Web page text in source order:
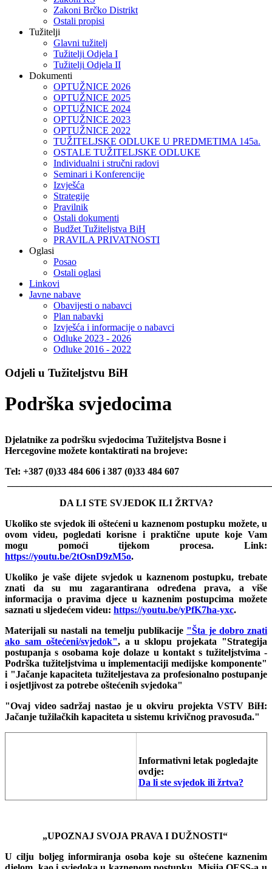
Zakoni Brčko Distrikt
Ostali propisi
Tužitelji
Glavni tužitelj
Tužitelji Odjela I
Tužitelji Odjela II
Dokumenti
OPTUŽNICE 2026
OPTUŽNICE 2025
OPTUŽNICE 2024
OPTUŽNICE 2023
OPTUŽNICE 2022
TUŽITELJSKE ODLUKE U PREDMETIMA 145a.
OSTALE TUŽITELJSKE ODLUKE
Individualni i stručni radovi
Seminari i Konferencije
Izvješća
Strategije
Pravilnik
Ostali dokumenti
Budžet Tužiteljstva BiH
PRAVILA PRIVATNOSTI
Oglasi
Posao
Ostali oglasi
Linkovi
Javne nabave
Obavijesti o nabavci
Plan nabavki
Izvješća i informacije o nabavci
Odluke 2023 - 2026
Odluke 2016 - 2022
Odjeli u Tužiteljstvu BiH
Podrška svjedocima
Djelatnike za podršku svjedocima Tužiteljstva Bosne i
Hercegovine možete kontaktirati na brojeve:
Tel: +387 (0)33 484 606 i387 (0)33 484 607
DA LI STE SVJEDOK ILI ŽRTVA?
Ukoliko ste svjedok ili oštećeni u kaznenom postupku možete, u
ovom videu, pogledati korisne i praktične upute koje Vam
mogu pomoći tijekom procesa. Link:
https://youtu.be/2tOsnD9zM5o.
Ukoliko je vaše dijete svjedok u kaznenom postupku, trebate
znati da su mu zagarantirana određena prava, a više
informacija o pravima djece u kaznenim postupcima možete
saznati u sljedećem videu: https://youtu.be/yPfK7ha-yxc.
Materijali su nastali na temelju publikacije "Šta je dobro znati
ako sam oštećeni/svjedok", a u sklopu projekata "Strategija
postupanja s osobama koje dolaze u kontakt s tužiteljstvima -
Podrška tužiteljstvima u implementaciji medijske komponente"
i "Jačanje kapaciteta tužiteljestava za profesionalno postupanje
i osjetljivost za potrebe oštećenih svjedoka"
"Ovaj video sadržaj nastao je u okviru projekta VSTV BiH:
Jačanje tužilačkih kapaciteta u sistemu krivičnog pravosuđa."
Informativni letak pogledajte
ovdje:
Da li ste svjedok ili žrtva?
„UPOZNAJ SVOJA PRAVA I DUŽNOSTI“
U cilju boljeg informiranja osoba koje su oštećene kaznenim